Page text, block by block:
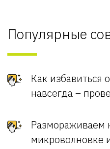
Популярные
Как избавиться
навсегда –
Размораживаем
микроволновке